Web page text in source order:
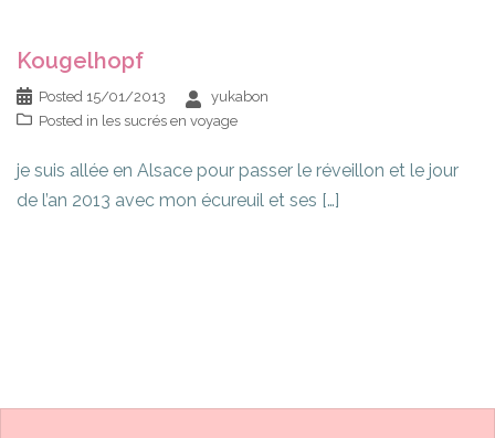
Kougelhopf
Posted 15/01/2013
yukabon
Posted in les sucrés en voyage
je suis allée en Alsace pour passer le réveillon et le jour
de l’an 2013 avec mon écureuil et ses […]